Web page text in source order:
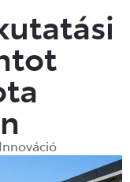
Innováció